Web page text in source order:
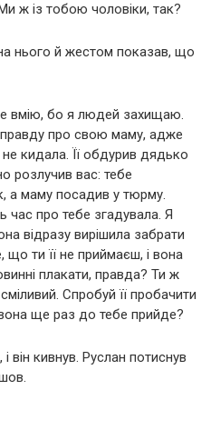
ж із тобою чоловіки, так?
нього й жестом показав, що
вмію, бо я людей захищаю.
про свою маму, адже
кидала. Її обдурив дядько
розлучив вас: тебе
а маму посадив у тюрму.
час про тебе згадувала. Я
відразу вирішила забрати
ти її не приймаєш, і вона
плакати, правда? Ти ж
Спробуй її пробачити
ще раз до тебе прийде?
він кивнув. Руслан потиснув